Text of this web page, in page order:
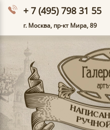
+ 7 (495) 798 31 55
г. Москва, пр-кт Мира, 89